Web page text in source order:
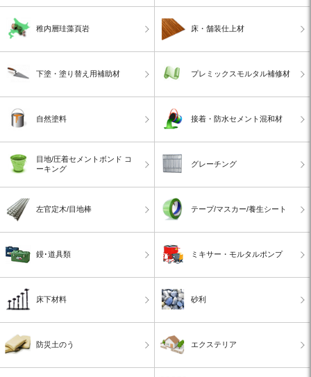
稚内層珪藻頁岩 床・舗装仕上材
下塗・塗り替え用補助材 プレミックスモルタル補修材
自然塗料 接着・防水セメント混和材
目地/圧着セメントボンド コ
ーキング
グレーチング
左官定木/目地棒 テープ/マスカー/養生シート
鏝･道具類 ミキサー・モルタルポンプ
床下材料 砂利
防災土のう エクステリア